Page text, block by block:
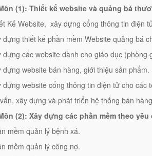
(1): Thiết kế website và quảng bá
Kế Website, xây dựng cổng thông tin điện
dựng thiết kế phần mềm Website quảng bá
dựng các website dành cho giáo dục (phòng
dựng website bán hàng, giới thiệu sản phẩm.
dựng website cổng thông tin điện tử cho các
xây dựng và phát triển hệ thống bán
(2): Xây dựng các phần mềm theo yêu
mềm quản lý bệnh xá.
mềm quản lý công nợ.